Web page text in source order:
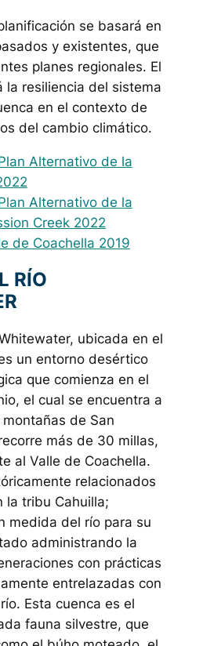
se basará en
y existentes, que
planes regionales. El
la resiliencia del sistema
en el contexto de
del cambio climático.
Alternativo de la
Alternativo de la
Creek 2022
de Coachella 2019
RÍO
ubicada en el
un entorno desértico
que comienza en el
el cual se encuentra a
de San
más de 30 millas,
al Valle de Coachella.
relacionados
la tribu Cahuilla;
medida del río para su
administrando la
con prácticas
entrelazadas con
Esta cuenca es el
fauna silvestre, que